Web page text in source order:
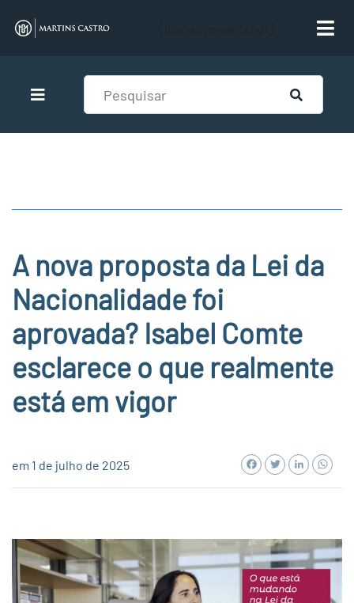
A nova proposta da Lei da
Nacionalidade foi
aprovada? Isabel Comte
esclarece o que realmente
está em vigor
em 1 de julho de 2025 Facebook
Twitter